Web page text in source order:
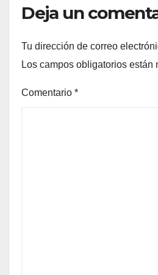
Deja un
Tu dirección de correo
Los campos obligatorios están
Comentario *